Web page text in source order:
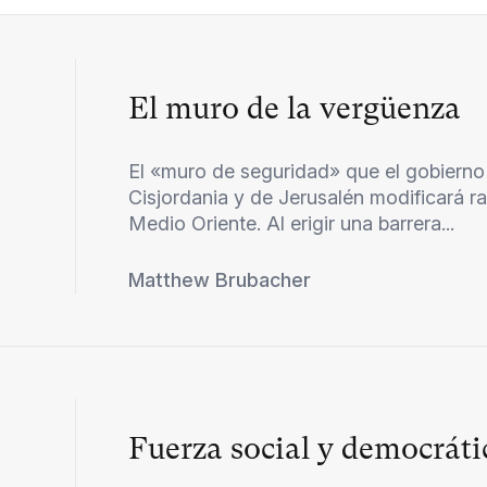
El muro de la vergüenza
El «muro de seguridad» que el
Cisjordania y de Jerusalén modificará
Medio Oriente. Al erigir una barrera...
Matthew Brubacher
Fuerza social y